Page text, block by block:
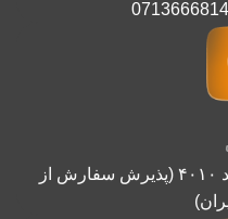
شیراز، مجتمع خلیج فارس، واحد ۴۰۱۰ (پذیرش سفارش از